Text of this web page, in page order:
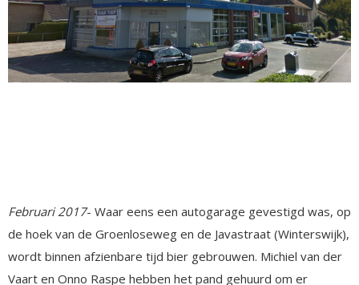
Februari 2017- Waar eens een autogarage gevestigd was, op
de hoek van de Groenloseweg en de Javastraat (Winterswijk),
wordt binnen afzienbare tijd bier gebrouwen. Michiel van der
Vaart en Onno Raspe hebben het pand gehuurd om er